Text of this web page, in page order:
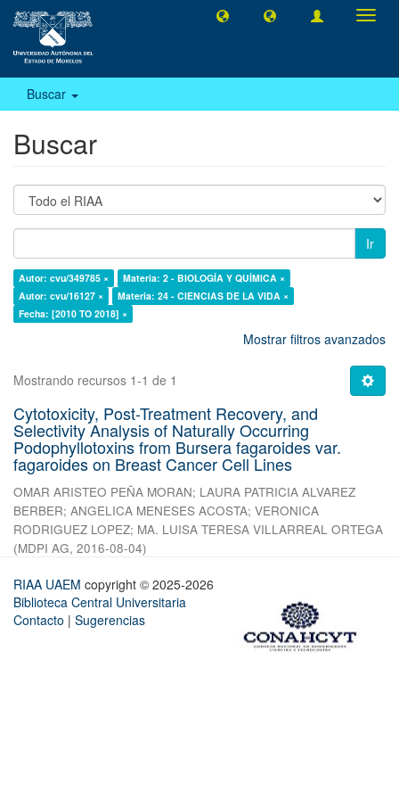
Buscar
Buscar
Ir
Autor: cvu/349785 ×
Materia: 2 - BIOLOGÍA Y QUÍMICA ×
Autor: cvu/16127 ×
Materia: 24 - CIENCIAS DE LA VIDA ×
Fecha: [2010 TO 2018] ×
Mostrar filtros avanzados
Mostrando recursos 1-1 de 1
Cytotoxicity, Post-Treatment Recovery, and
Selectivity Analysis of Naturally Occurring
Podophyllotoxins from Bursera fagaroides var.
fagaroides on Breast Cancer Cell Lines
OMAR ARISTEO PEÑA MORAN; LAURA PATRICIA ALVAREZ
BERBER; ANGELICA MENESES ACOSTA; VERONICA
RODRIGUEZ LOPEZ; MA. LUISA TERESA VILLARREAL ORTEGA
(MDPI AG, 2016-08-04)
RIAA UAEM copyright © 2025-2026
Biblioteca Central Universitaria
Contacto | Sugerencias